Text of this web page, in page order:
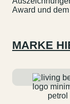
Award und
MARKE